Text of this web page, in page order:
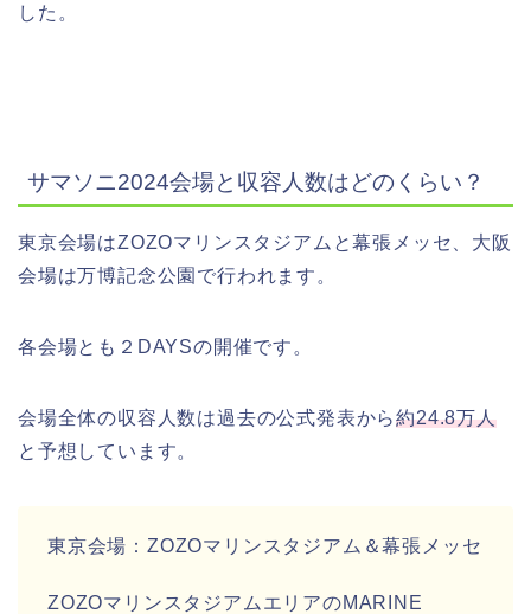
した。
サマソニ2024会場と収容人数はどのくらい？
東京会場はZOZOマリンスタジアムと幕張メッセ、大阪
会場は万博記念公園で行われます。
各会場とも２DAYSの開催です。
会場全体の収容人数は過去の公式発表から約24.8万人
と予想しています。
東京会場：ZOZOマリンスタジアム＆幕張メッセ
ZOZOマリンスタジアムエリアのMARINE